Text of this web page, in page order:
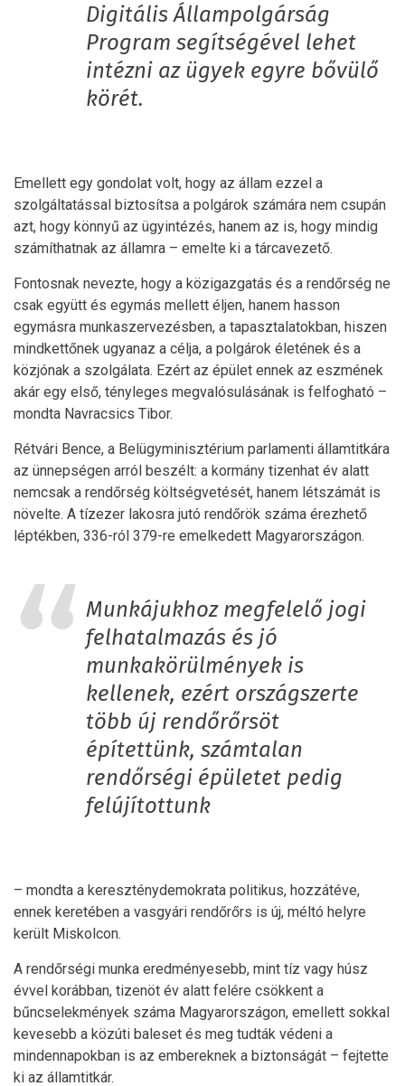
Digitális Állampolgárság
Program segítségével lehet
intézni az ügyek egyre bővülő
körét.
Emellett egy gondolat volt, hogy az állam ezzel a
szolgáltatással biztosítsa a polgárok számára nem csupán
azt, hogy könnyű az ügyintézés, hanem az is, hogy mindig
számíthatnak az államra – emelte ki a tárcavezető.
Fontosnak nevezte, hogy a közigazgatás és a rendőrség ne
csak együtt és egymás mellett éljen, hanem hasson
egymásra munkaszervezésben, a tapasztalatokban, hiszen
mindkettőnek ugyanaz a célja, a polgárok életének és a
közjónak a szolgálata. Ezért az épület ennek az eszmének
akár egy első, tényleges megvalósulásának is felfogható –
mondta Navracsics Tibor.
Rétvári Bence, a Belügyminisztérium parlamenti államtitkára
az ünnepségen arról beszélt: a kormány tizenhat év alatt
nemcsak a rendőrség költségvetését, hanem létszámát is
növelte. A tízezer lakosra jutó rendőrök száma érezhető
léptékben, 336-ról 379-re emelkedett Magyarországon.
Munkájukhoz megfelelő jogi
felhatalmazás és jó
munkakörülmények is
kellenek, ezért országszerte
több új rendőrőrsöt
építettünk, számtalan
rendőrségi épületet pedig
felújítottunk
– mondta a kereszténydemokrata politikus, hozzátéve,
ennek keretében a vasgyári rendőrőrs is új, méltó helyre
került Miskolcon.
A rendőrségi munka eredményesebb, mint tíz vagy húsz
évvel korábban, tizenöt év alatt felére csökkent a
bűncselekmények száma Magyarországon, emellett sokkal
kevesebb a közúti baleset és meg tudták védeni a
mindennapokban is az embereknek a biztonságát – fejtette
ki az államtitkár.